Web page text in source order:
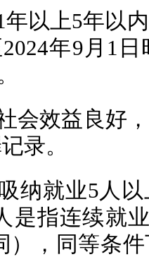
年以上5年以
年9月1
会效益良好
录。
纳就业5人
是指连续就
），同等条